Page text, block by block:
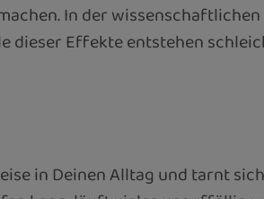
In der
dieser Effekte entstehen
in Deinen Alltag und tarnt